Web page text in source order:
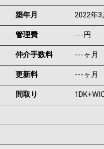
築年月 2022年3
管理費 ---円
仲介手数料 ---ヶ月
更新料 ---ヶ月
間取り